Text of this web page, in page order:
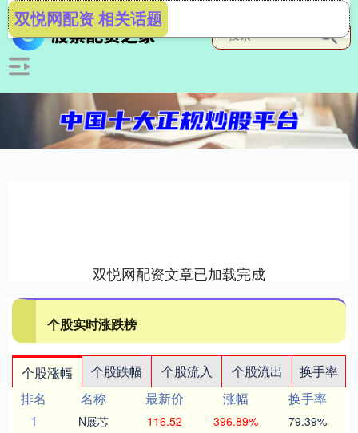
双悦网配资 相关话题
双悦网配资文章已加载完成
个股实时涨跌榜
个股涨幅 个股跌幅 个股流入 个股流出
换手率
排名
名称 最新价 涨幅
换手率
1
N展芯 116.52 396.89% 79.39%